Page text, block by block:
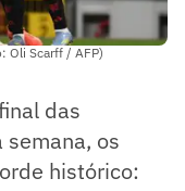
Oli Scarff / AFP)
das
os
histórico: